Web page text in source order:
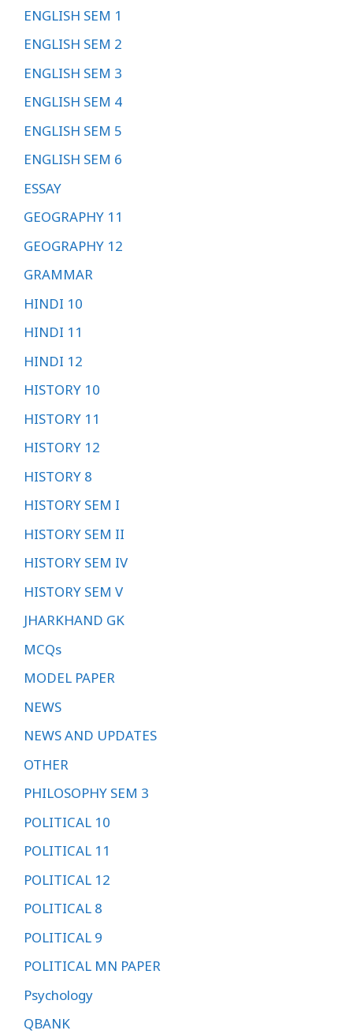
ENGLISH SEM 1
ENGLISH SEM 2
ENGLISH SEM 3
ENGLISH SEM 4
ENGLISH SEM 5
ENGLISH SEM 6
ESSAY
GEOGRAPHY 11
GEOGRAPHY 12
GRAMMAR
HINDI 10
HINDI 11
HINDI 12
HISTORY 10
HISTORY 11
HISTORY 12
HISTORY 8
HISTORY SEM I
HISTORY SEM II
HISTORY SEM IV
HISTORY SEM V
JHARKHAND GK
MCQs
MODEL PAPER
NEWS
NEWS AND UPDATES
OTHER
PHILOSOPHY SEM 3
POLITICAL 10
POLITICAL 11
POLITICAL 12
POLITICAL 8
POLITICAL 9
POLITICAL MN PAPER
Psychology
QBANK